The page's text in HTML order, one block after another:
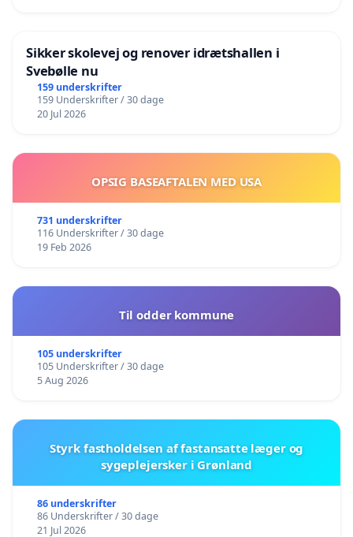
Sikker skolevej og renover idrætshallen i
Svebølle nu
159 underskrifter
159 Underskrifter / 30 dage
20 Jul 2026
OPSIG BASEAFTALEN MED USA
731 underskrifter
116 Underskrifter / 30 dage
19 Feb 2026
Til odder kommune
105 underskrifter
105 Underskrifter / 30 dage
5 Aug 2026
Styrk fastholdelsen af fastansatte læger og
sygeplejersker i Grønland
86 underskrifter
86 Underskrifter / 30 dage
21 Jul 2026